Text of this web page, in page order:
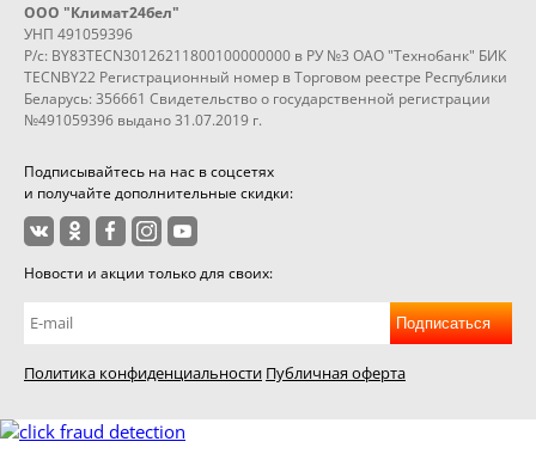
ООО "Климат24бел"
УНП 491059396
Р/с: BY83TECN30126211800100000000 в РУ №3 ОАО "Технобанк" БИК
TECNBY22 Регистрационный номер в Торговом реестре Республики
Беларусь: 356661 Свидетельство о государственной регистрации
№491059396 выдано 31.07.2019 г.
Подписывайтесь на нас в соцсетях
и получайте дополнительные скидки:
Новости и акции только для своих:
Подписаться
Политика конфиденциальности Публичная оферта